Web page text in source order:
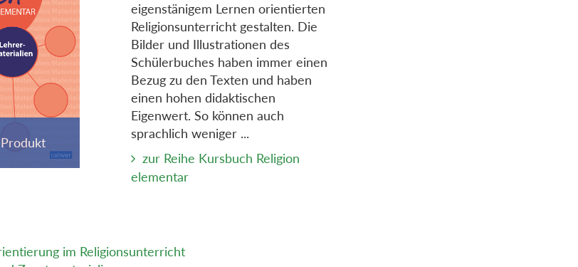
eigenstänigem Lernen orientierten
Religionsunterricht gestalten. Die
Bilder und Illustrationen des
Schülerbuches haben immer einen
Bezug zu den Texten und haben
einen hohen didaktischen
Eigenwert. So können auch
sprachlich weniger ...
zur Reihe Kursbuch Religion
elementar
im Religionsunterricht